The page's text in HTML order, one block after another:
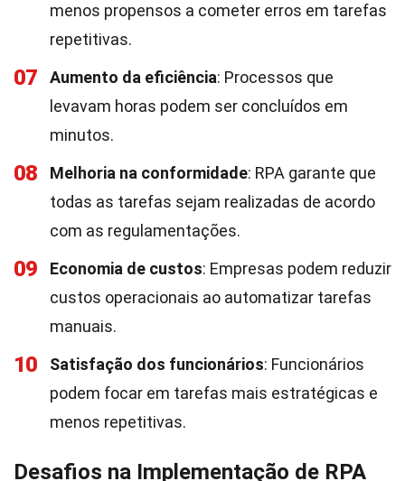
menos propensos a cometer erros em tarefas
repetitivas.
07 Aumento da eficiência: Processos que
levavam horas podem ser concluídos em
minutos.
08 Melhoria na conformidade: RPA garante que
todas as tarefas sejam realizadas de acordo
com as regulamentações.
09 Economia de custos: Empresas podem reduzir
custos operacionais ao automatizar tarefas
manuais.
10 Satisfação dos funcionários: Funcionários
podem focar em tarefas mais estratégicas e
menos repetitivas.
Desafios na Implementação de RPA